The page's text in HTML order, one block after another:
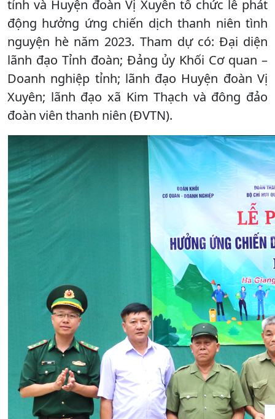
tỉnh và Huyện đoàn Vị Xuyên tổ chức lễ phát
động hưởng ứng chiến dịch thanh niên tình
nguyện hè năm 2023. Tham dự có: Đại diện
lãnh đạo Tỉnh đoàn; Đảng ủy Khối Cơ quan –
Doanh nghiệp tỉnh; lãnh đạo Huyện đoàn Vị
Xuyên; lãnh đạo xã Kim Thạch và đông đảo
đoàn viên thanh niên (ĐVTN).